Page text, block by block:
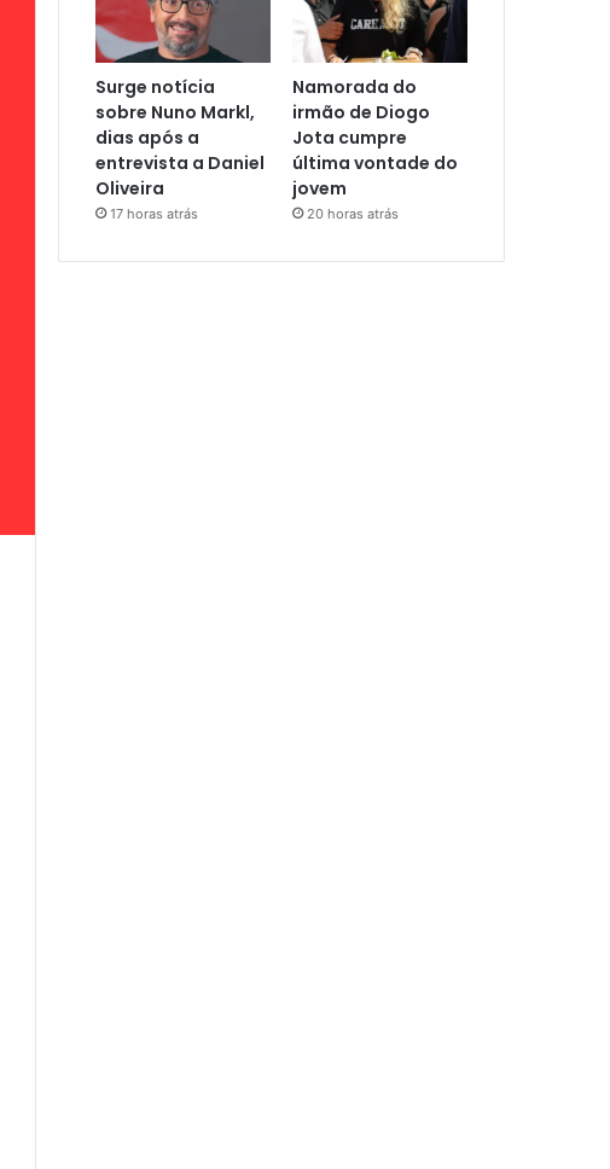
Surge notícia
sobre Nuno Markl,
dias após a
entrevista a Daniel
Oliveira
17 horas atrás
Namorada do
irmão de Diogo
Jota cumpre
última vontade do
jovem
20 horas atrás